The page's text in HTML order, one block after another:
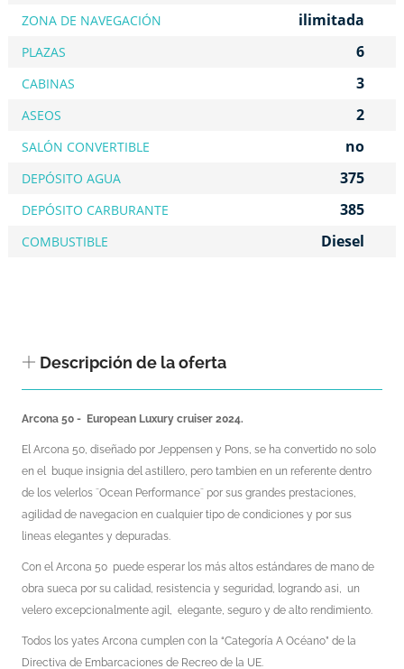
ZONA DE NAVEGACIÓN ilimitada
PLAZAS 6
CABINAS 3
ASEOS 2
SALÓN CONVERTIBLE no
DEPÓSITO AGUA 375
DEPÓSITO CARBURANTE 385
COMBUSTIBLE Diesel
Descripción de la oferta
Arcona 50 - European Luxury cruiser 2024.
El Arcona 50, diseñado por Jeppensen y Pons, se ha convertido no solo
en el buque insignia del astillero, pero tambien en un referente dentro
de los velerlos ¨Ocean Performance¨ por sus grandes prestaciones,
agilidad de navegacion en cualquier tipo de condiciones y por sus
lineas elegantes y depuradas.
Con el Arcona 50 puede esperar los más altos estándares de mano de
obra sueca por su calidad, resistencia y seguridad, logrando asi, un
velero excepcionalmente agil, elegante, seguro y de alto rendimiento.
Todos los yates Arcona cumplen con la “Categoría A Océano” de la
Directiva de Embarcaciones de Recreo de la UE.